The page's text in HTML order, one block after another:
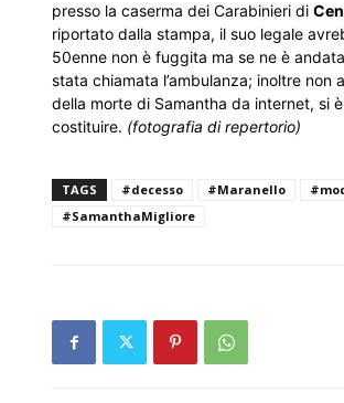
presso la caserma dei Carabinieri di
riportato dalla stampa, il suo legale
50enne non è fuggita ma se ne è
stata chiamata l’ambulanza; inoltre non
della morte di Samantha da internet, si
costituire. (fotografia di repertorio)
TAGS #decesso #Maranello
#SamanthaMigliore